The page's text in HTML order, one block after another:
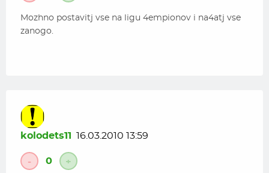
Mozhno postavitj vse na ligu 4empionov i na4atj vse
zanogo.
kolodets11 16.03.2010 13:59
- 0 +